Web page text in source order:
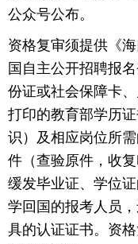
公众号公布。
资格复审须提供《
国自主公开招聘报
份证或社会保障卡
打印的教育部学历
识）及相应岗位所
件（查验原件，收
缓发毕业证、学位
学回国的报考人员
具的认证证书。资